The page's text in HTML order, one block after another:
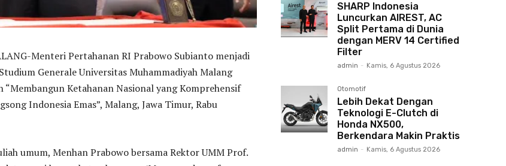
Menteri Pertahanan RI Prabowo Subianto menjadi
Generale Universitas Muhammadiyah Malang
“Membangun Ketahanan Nasional yang Komprehensif
Indonesia Emas”, Malang, Jawa Timur, Rabu
umum, Menhan Prabowo bersama Rektor UMM Prof.
SHARP Indonesia
Luncurkan AIREST, AC
Split Pertama di Dunia
dengan MERV 14 Certified
Filter
admin - Kamis, 6 Agustus 2026
Otomotif
Lebih Dekat Dengan
Teknologi E-Clutch di
Honda NX500,
Berkendara Makin Praktis
admin - Kamis, 6 Agustus 2026